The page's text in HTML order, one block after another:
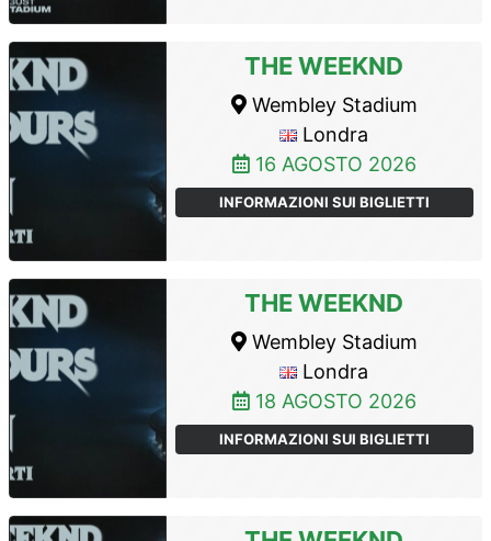
THE WEEKND
Wembley Stadium
Londra
16 AGOSTO 2026
INFORMAZIONI SUI BIGLIETTI
THE WEEKND
Wembley Stadium
Londra
18 AGOSTO 2026
INFORMAZIONI SUI BIGLIETTI